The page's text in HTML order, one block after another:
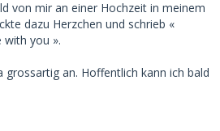
von mir an einer Hochzeit in meinem
dazu Herzchen und schrieb «
with you ».
an. Hoffentlich kann ich bald